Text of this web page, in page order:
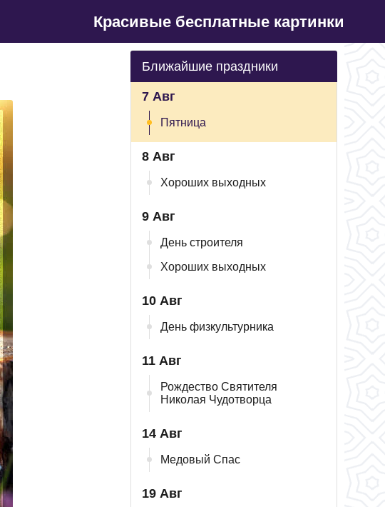
Красивые бесплатные картинки
Ближайшие праздники
7 Авг
Пятница
8 Авг
Хороших выходных
9 Авг
День строителя
Хороших выходных
10 Авг
День физкультурника
11 Авг
Рождество Святителя
Николая Чудотворца
14 Авг
Медовый Спас
19 Авг